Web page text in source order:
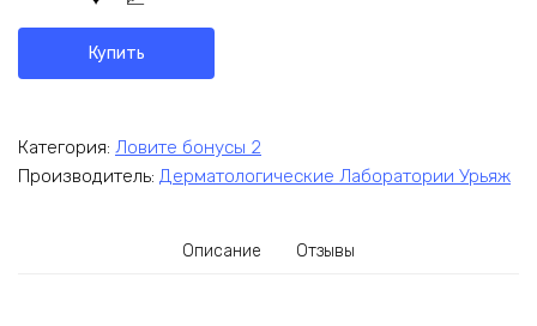
Купить
Категория: Ловите бонусы 2
Производитель: Дерматологические Лаборатории Урьяж
Описание Отзывы